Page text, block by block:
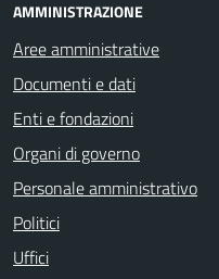
AMMINISTRAZIONE
Aree amministrative
Documenti e dati
Enti e fondazioni
Organi di governo
Personale amministrativo
Politici
Uffici